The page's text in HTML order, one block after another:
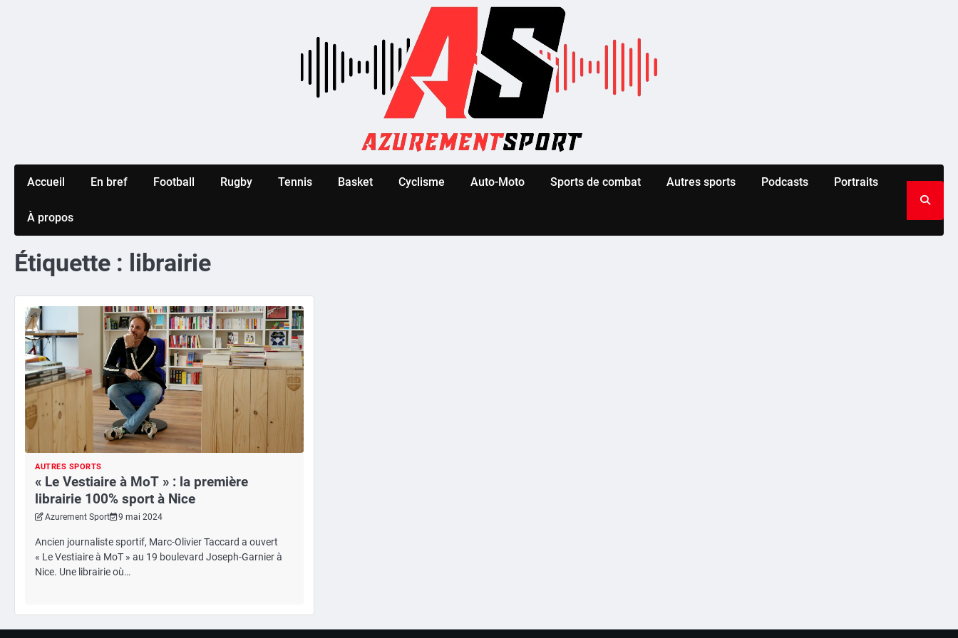
Accueil En bref Football Rugby Tennis Basket Cyclisme Auto-Moto Sports de combat Autres sports Podcasts Portraits
À propos
Étiquette : librairie
AUTRES SPORTS
« Le Vestiaire à MoT » : la première
librairie 100% sport à Nice
Azurement Sport 9 mai 2024
Ancien journaliste sportif, Marc-Olivier Taccard a ouvert
« Le Vestiaire à MoT » au 19 boulevard Joseph-Garnier à
Nice. Une librairie où…